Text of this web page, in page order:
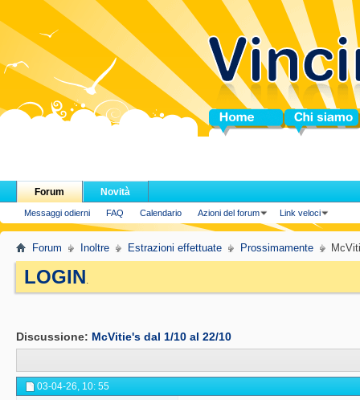
Home Chi siamo
Forum
Messaggi odierni FAQ Calendario Azioni del forum Link veloci
Novità
Forum Inoltre Estrazioni effettuate Prossimamente
LOGIN.
Discussione: McVitie's dal 1/10 al 22/10
03-04-26, 10: 55